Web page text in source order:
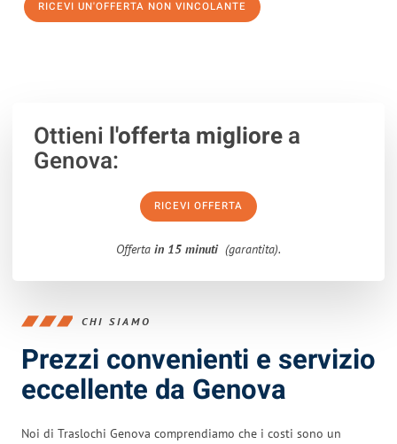
RICEVI UN'OFFERTA NON VINCOLANTE
Ottieni l'offerta migliorea
Genova:
RICEVI OFFERTA
Offerta in 15 minuti (garantita).
CHI SIAMO
Prezzi convenienti e servizio
eccellente da Genova
Noi di Traslochi Genova comprendiamo che i costi sono un